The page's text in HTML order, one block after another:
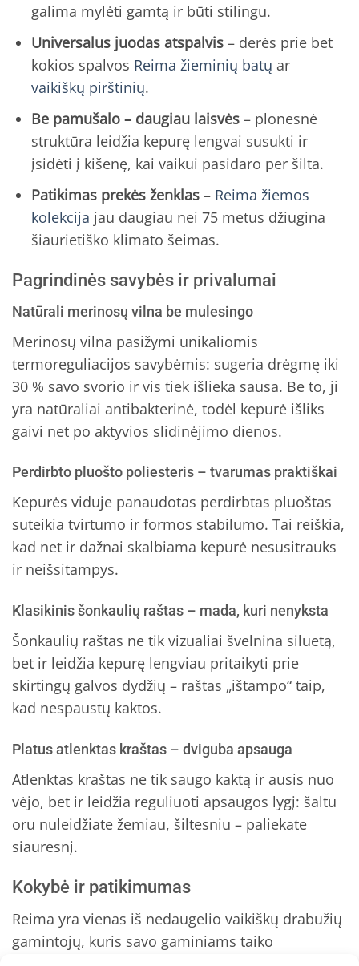
galima mylėti gamtą ir būti stilingu.
Universalus juodas atspalvis– derės prie bet
kokios spalvos Reima žieminių batų ar
vaikiškų pirštinių.
Be pamušalo – daugiau laisvės– plonesnė
struktūra leidžia kepurę lengvai susukti ir
įsidėti į kišenę, kai vaikui pasidaro per šilta.
Patikimas prekės ženklas– Reima žiemos
kolekcija jau daugiau nei 75 metus džiugina
šiaurietiško klimato šeimas.
Pagrindinės savybės ir privalumai
Natūrali merinosų vilna be mulesingo
Merinosų vilna pasižymi unikaliomis
termoreguliacijos savybėmis: sugeria drėgmę iki
30 % savo svorio ir vis tiek išlieka sausa. Be to, ji
yra natūraliai antibakterinė, todėl kepurė išliks
gaivi net po aktyvios slidinėjimo dienos.
Perdirbto pluošto poliesteris – tvarumas praktiškai
Kepurės viduje panaudotas perdirbtas pluoštas
suteikia tvirtumo ir formos stabilumo. Tai reiškia,
kad net ir dažnai skalbiama kepurė nesusitrauks
ir neišsitampys.
Klasikinis šonkaulių raštas – mada, kuri nenyksta
Šonkaulių raštas ne tik vizualiai švelnina siluetą,
bet ir leidžia kepurę lengviau pritaikyti prie
skirtingų galvos dydžių – raštas „ištampo“ taip,
kad nespaustų kaktos.
Platus atlenktas kraštas – dviguba apsauga
Atlenktas kraštas ne tik saugo kaktą ir ausis nuo
vėjo, bet ir leidžia reguliuoti apsaugos lygį: šaltu
oru nuleidžiate žemiau, šiltesniu – paliekate
siauresnį.
Kokybė ir patikimumas
Reima yra vienas iš nedaugelio vaikiškų drabužių
gamintojų, kuris savo gaminiams taiko